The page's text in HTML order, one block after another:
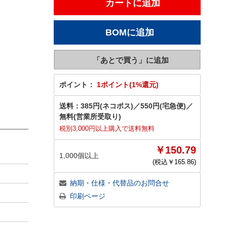
ポイント： 1ポイント(1%還元)
送料： 385円(ネコポス) ／550円(宅急便) ／
無料(営業所受取り)
税別3,000円以上購入で送料無料
1,000個以上 ￥150.79
(税込￥ 165.86)
納期・仕様・代替品のお問合せ
印刷ページ